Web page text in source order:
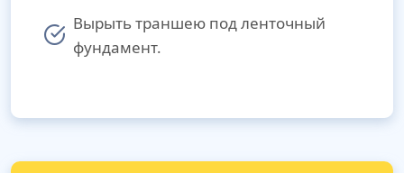
Вырыть траншею под ленточный
фундамент.